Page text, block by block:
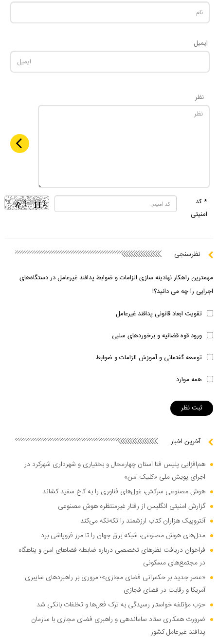
ایمیل
نظر
* کد
امنیتی
نظرسنجی
مهمترین راهکار نهادینه سازی الزامات و ضوابط پدافند غیرعامل در دستگاه‌های
اجرایی را چه می دانید؟!
تقویت ابعاد قانونی پدافند غیرعامل
ورود قوه قضائیه و برخوردهای سلبی
توسعه گفتمانی و آموزش الزامات و ضوابط
همه موارد
آخرین اخبار
هم‌افزایی پلیس فتا استان چهارمحال و بختیاری و شهرداری شهرکرد در
اجرای پویش ملی «کلیک امن»
هوش مصنوعی سرکش، غول‌های فناوری را به کاخ سفید کشاند
گزارش امنیتی انگلیس از رفتار غیرمنتظره هوش مصنوعی
آنتروپیک هزاران کتاب ارزشمند را تکه‌تکه می‌کند
مدل‌های هوش مصنوعی، شبکه برق جهان را تا مرز فروپاشی برد
فراخوان دریافت نظر‌های تخصصی درباره ضابطه فضا‌های امن و پناهگاه
در مجتمع‌های مسکونی
«عصر جدید بر حکمرانی فضای مجازی»؛ مروری بر راهبرد‌های سایبری
آمریکا و رقابت در فضای فجازی
حزب مؤتلفه خواستار رسیدگی به ترک فعل‌ها و تخلفات بانکی شد
ضرورت همکاری ستاد ساماندهی و راهبری فضای مجازی با سازمان
پدافند غیرعامل کشور